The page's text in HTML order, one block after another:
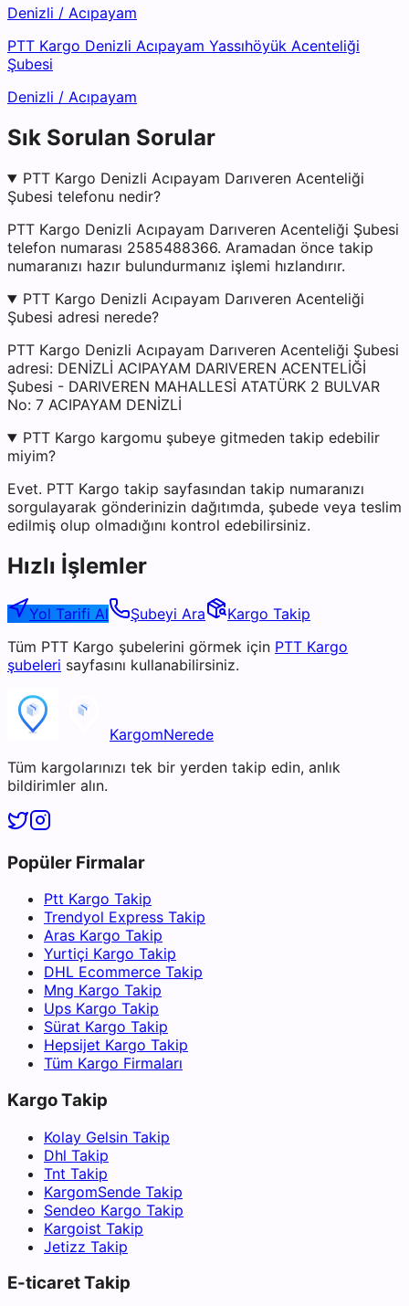
Denizli / Acıpayam
PTT Kargo Denizli Acıpayam Yassıhöyük Acenteliği
Şubesi
Denizli / Acıpayam
Sık Sorulan Sorular
PTT Kargo Denizli Acıpayam Darıveren Acenteliği
Şubesi telefonu nedir?
PTT Kargo Denizli Acıpayam Darıveren Acenteliği Şubesi
telefon numarası 2585488366. Aramadan önce takip
numaranızı hazır bulundurmanız işlemi hızlandırır.
PTT Kargo Denizli Acıpayam Darıveren Acenteliği
Şubesi adresi nerede?
PTT Kargo Denizli Acıpayam Darıveren Acenteliği Şubesi
adresi: DENİZLİ ACIPAYAM DARIVEREN ACENTELİĞİ
Şubesi - DARIVEREN MAHALLESİ ATATÜRK 2 BULVAR
No: 7 ACIPAYAM DENİZLİ
PTT Kargo kargomu şubeye gitmeden takip edebilir
miyim?
Evet. PTT Kargo takip sayfasından takip numaranızı
sorgulayarak gönderinizin dağıtımda, şubede veya teslim
edilmiş olup olmadığını kontrol edebilirsiniz.
Hızlı İşlemler
Yol Tarifi Al Şubeyi Ara
Kargo Takip
Tüm PTT Kargo şubelerini görmek için PTT Kargo
şubeleri sayfasını kullanabilirsiniz.
KargomNerede
Tüm kargolarınızı tek bir yerden takip edin, anlık
bildirimler alın.
Popüler Firmalar
Ptt Kargo Takip
Trendyol Express Takip
Aras Kargo Takip
Yurtiçi Kargo Takip
DHL Ecommerce Takip
Mng Kargo Takip
Ups Kargo Takip
Sürat Kargo Takip
Hepsijet Kargo Takip
Tüm Kargo Firmaları
Kargo Takip
Kolay Gelsin Takip
Dhl Takip
Tnt Takip
KargomSende Takip
Sendeo Kargo Takip
Kargoist Takip
Jetizz Takip
E-ticaret Takip